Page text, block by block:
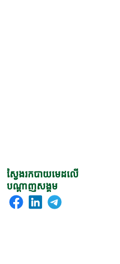
ស្វែងរកបាយមេដលើ
បណ្តាញសង្គម